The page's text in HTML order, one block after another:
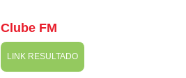
Clube FM
LINK RESULTADO